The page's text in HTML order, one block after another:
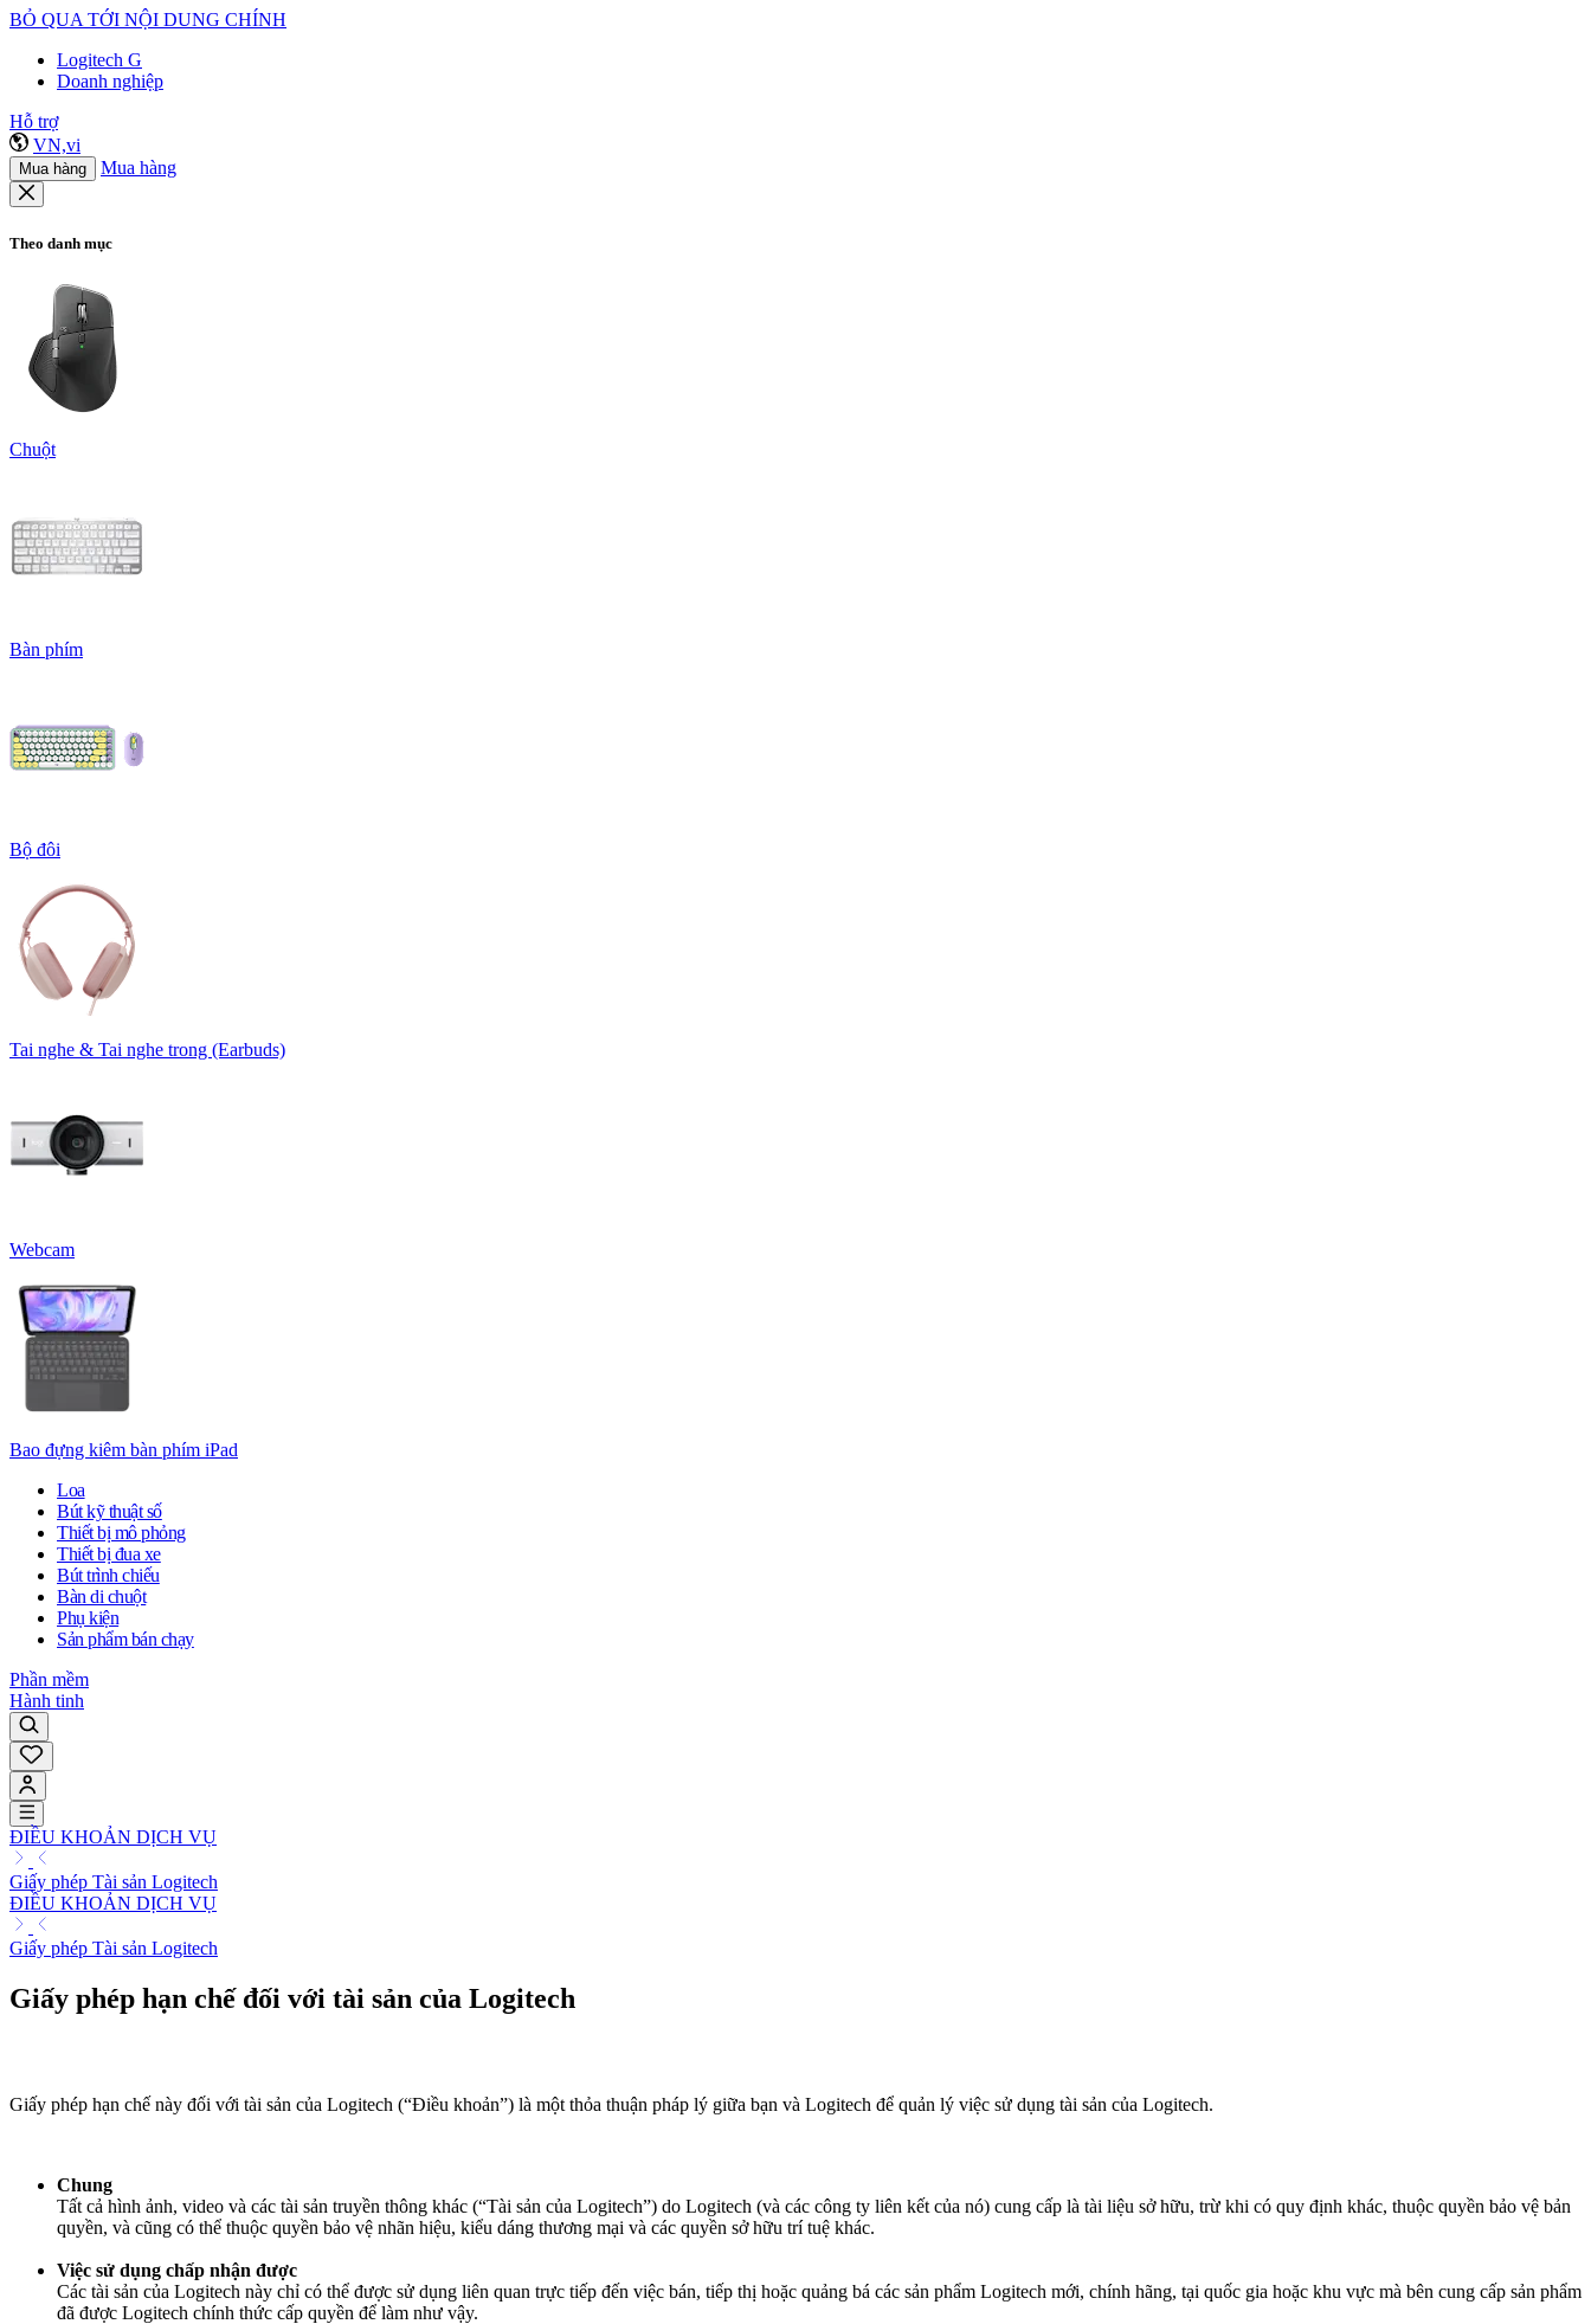
BỎ QUA TỚI NỘI DUNG CHÍNH
Logitech G
Doanh nghiệp
Hỗ trợ
VN,vi
Mua hàng Mua hàng
Theo danh mục
Chuột
Bàn phím
Bộ đôi
Tai nghe & Tai nghe trong (Earbuds)
Webcam
Bao đựng kiêm bàn phím iPad
Loa
Bút kỹ thuật số
Thiết bị mô phỏng
Thiết bị đua xe
Bút trình chiếu
Bàn di chuột
Phụ kiện
Sản phẩm bán chạy
Phần mềm
Hành tinh
ĐIỀU KHOẢN DỊCH VỤ
Giấy phép Tài sản Logitech
ĐIỀU KHOẢN DỊCH VỤ
Giấy phép Tài sản Logitech
Giấy phép hạn chế đối với tài sản của Logitech
Giấy phép hạn chế này đối với tài sản của Logitech (“Điều khoản”) là một thỏa thuận pháp lý giữa bạn và Logitech để quản lý việc sử dụng tài sản của Logitech.
Chung
Tất cả hình ảnh, video và các tài sản truyền thông khác (“Tài sản của Logitech”) do Logitech (và các công ty liên kết của nó) cung cấp là tài liệu sở hữu, trừ khi có quy định khác, thuộc quyền bảo vệ bản
quyền, và cũng có thể thuộc quyền bảo vệ nhãn hiệu, kiểu dáng thương mại và các quyền sở hữu trí tuệ khác.
Việc sử dụng chấp nhận được
Các tài sản của Logitech này chỉ có thể được sử dụng liên quan trực tiếp đến việc bán, tiếp thị hoặc quảng bá các sản phẩm Logitech mới, chính hãng, tại quốc gia hoặc khu vực mà bên cung cấp sản phẩm
đã được Logitech chính thức cấp quyền để làm như vậy.